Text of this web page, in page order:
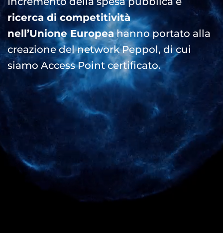
ricerca di competitività
nell’Unione Europeahanno portato alla
creazione delnetwork Peppol, di cui
siamo Access Point certificato.